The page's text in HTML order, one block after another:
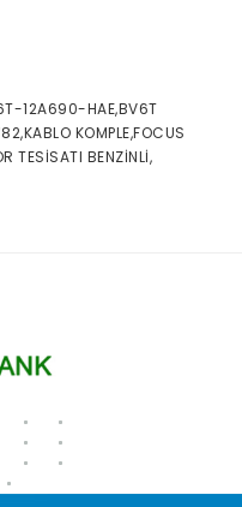
12A690-HAE,BV6T
KOMPLE,FOCUS
TESİSATI BENZİNLİ,